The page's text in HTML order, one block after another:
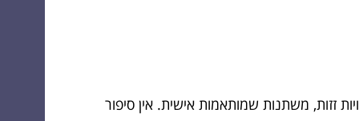
זזות, משתנות שמותאמות אישית. אין סיפור